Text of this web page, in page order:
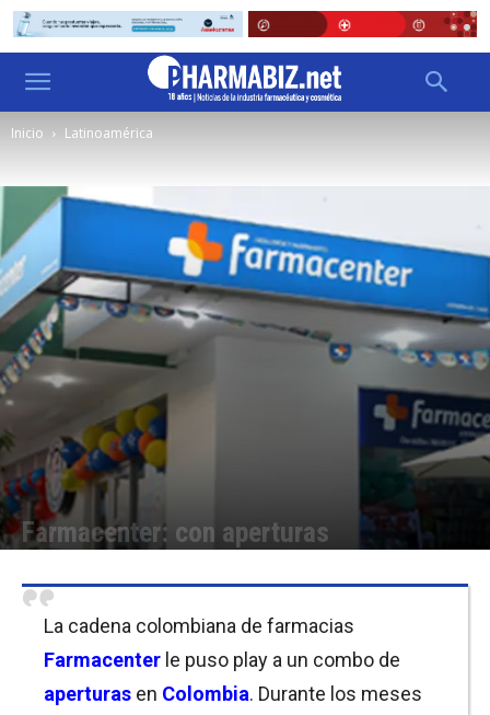
Inicio Latinoamérica
Farmacenter: con aperturas
La cadena colombiana de farmacias
Farmacenter le puso play a un combo de
aperturas en Colombia. Durante los meses